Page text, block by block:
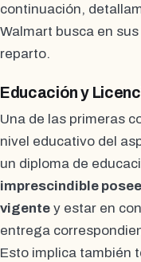
continuación,
Walmart busca en
reparto.
Educación y
Una de las primeras
nivel educativo del
un diploma de
imprescindible
vigente y estar en
entrega
Esto implica también